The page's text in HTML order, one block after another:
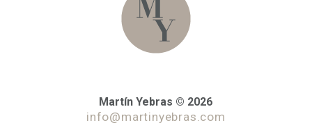
Martín Yebras © 2026
info@martinyebras.com